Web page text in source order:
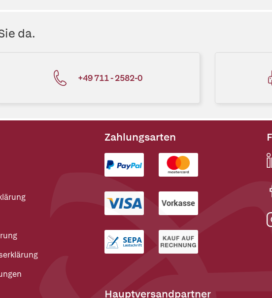
da.
+49 711 - 2582-0
Zahlungsarten
Hauptversandpartner